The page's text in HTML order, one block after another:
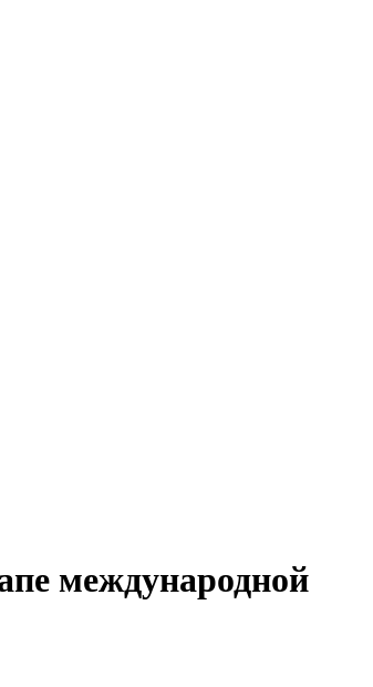
международной